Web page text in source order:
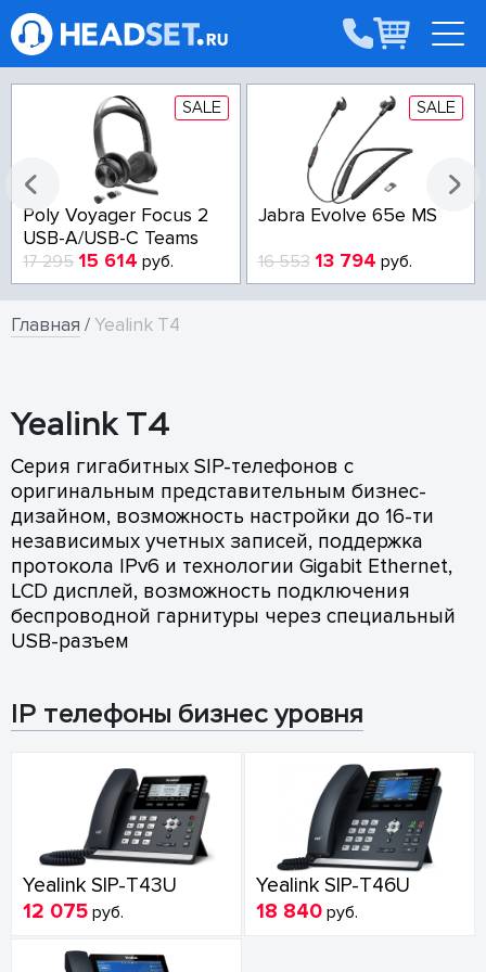
SALE
Poly Voyager Focus 2
USB-A/USB-C Teams
17 295 15 614 руб.
SALE
Jabra Evolve 65e MS
16 553 13 794 руб.
Главная /Yealink T4
Yealink T4
Серия гигабитных SIP-телефонов с
оригинальным представительным бизнес-
дизайном, возможность настройки до 16-ти
независимых учетных записей, поддержка
протокола IPv6 и технологии Gigabit Ethernet,
LCD дисплей, возможность подключения
беспроводной гарнитуры через специальный
USB-разъем
IP телефоны бизнес уровня
Yealink SIP-T43U
12 075 руб.
Yealink SIP-T46U
18 840 руб.